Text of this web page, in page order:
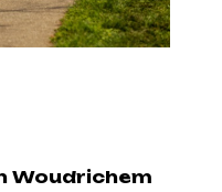
Woudrichem